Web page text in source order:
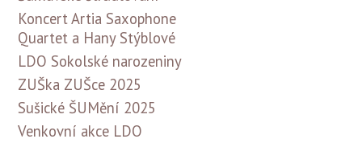
Koncert Artia Saxophone
Quartet a Hany Stýblové
LDO Sokolské narozeniny
ZUŠka ZUŠce 2025
Sušické ŠUMění 2025
Venkovní akce LDO